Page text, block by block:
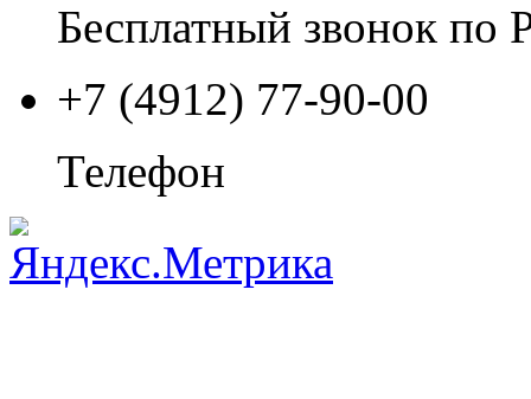
Бесплатный звонок по
+7 (4912) 77-90-00
Телефон